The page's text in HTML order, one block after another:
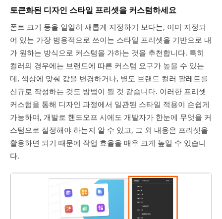
토큰화된 디자인 스타일 프리셋을 커스텀하세요
폰트 크기 등을 일일히 새롭게 지정하기 보다는, 이미 지정되
어 있는 가장 범용적으로 쓰이는 스타일 프리셋을 기반으로 내
가 원하는 방식으로 커스텀을 가하는 것을 추천합니다. 특히
컬러의 경우에는 브랜드에 따른 커스텀 요구가 높을 수 있는
데, 색상에 맞춰 값을 변경하거나, 별도 브랜드 컬러 팔레트를
신규로 작성하는 것도 방법이 될 것 같습니다. 이러한 프리셋
커스텀을 통해 디자인 과정에서 일관된 스타일 적용이 손쉽게
가능하며, 개발로 핸드오프 시에도 개발자가 한눈에 무엇을 커
스텀으로 설정해야 하는지 알 수 있고, 그 외 내용은 프리셋을
활용하면 되기 때문에 작업 효율을 매우 크게 높일 수 있습니
다.